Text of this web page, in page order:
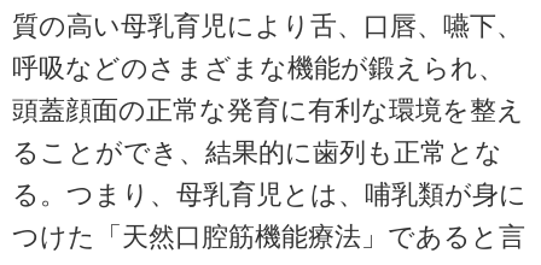
質の高い母乳育児により舌、口唇、嚥下、
呼吸などのさまざまな機能が鍛えられ、
頭蓋顔面の正常な発育に有利な環境を整え
ることができ、結果的に歯列も正常とな
る。つまり、母乳育児とは、哺乳類が身に
つけた「天然口腔筋機能療法」であると言